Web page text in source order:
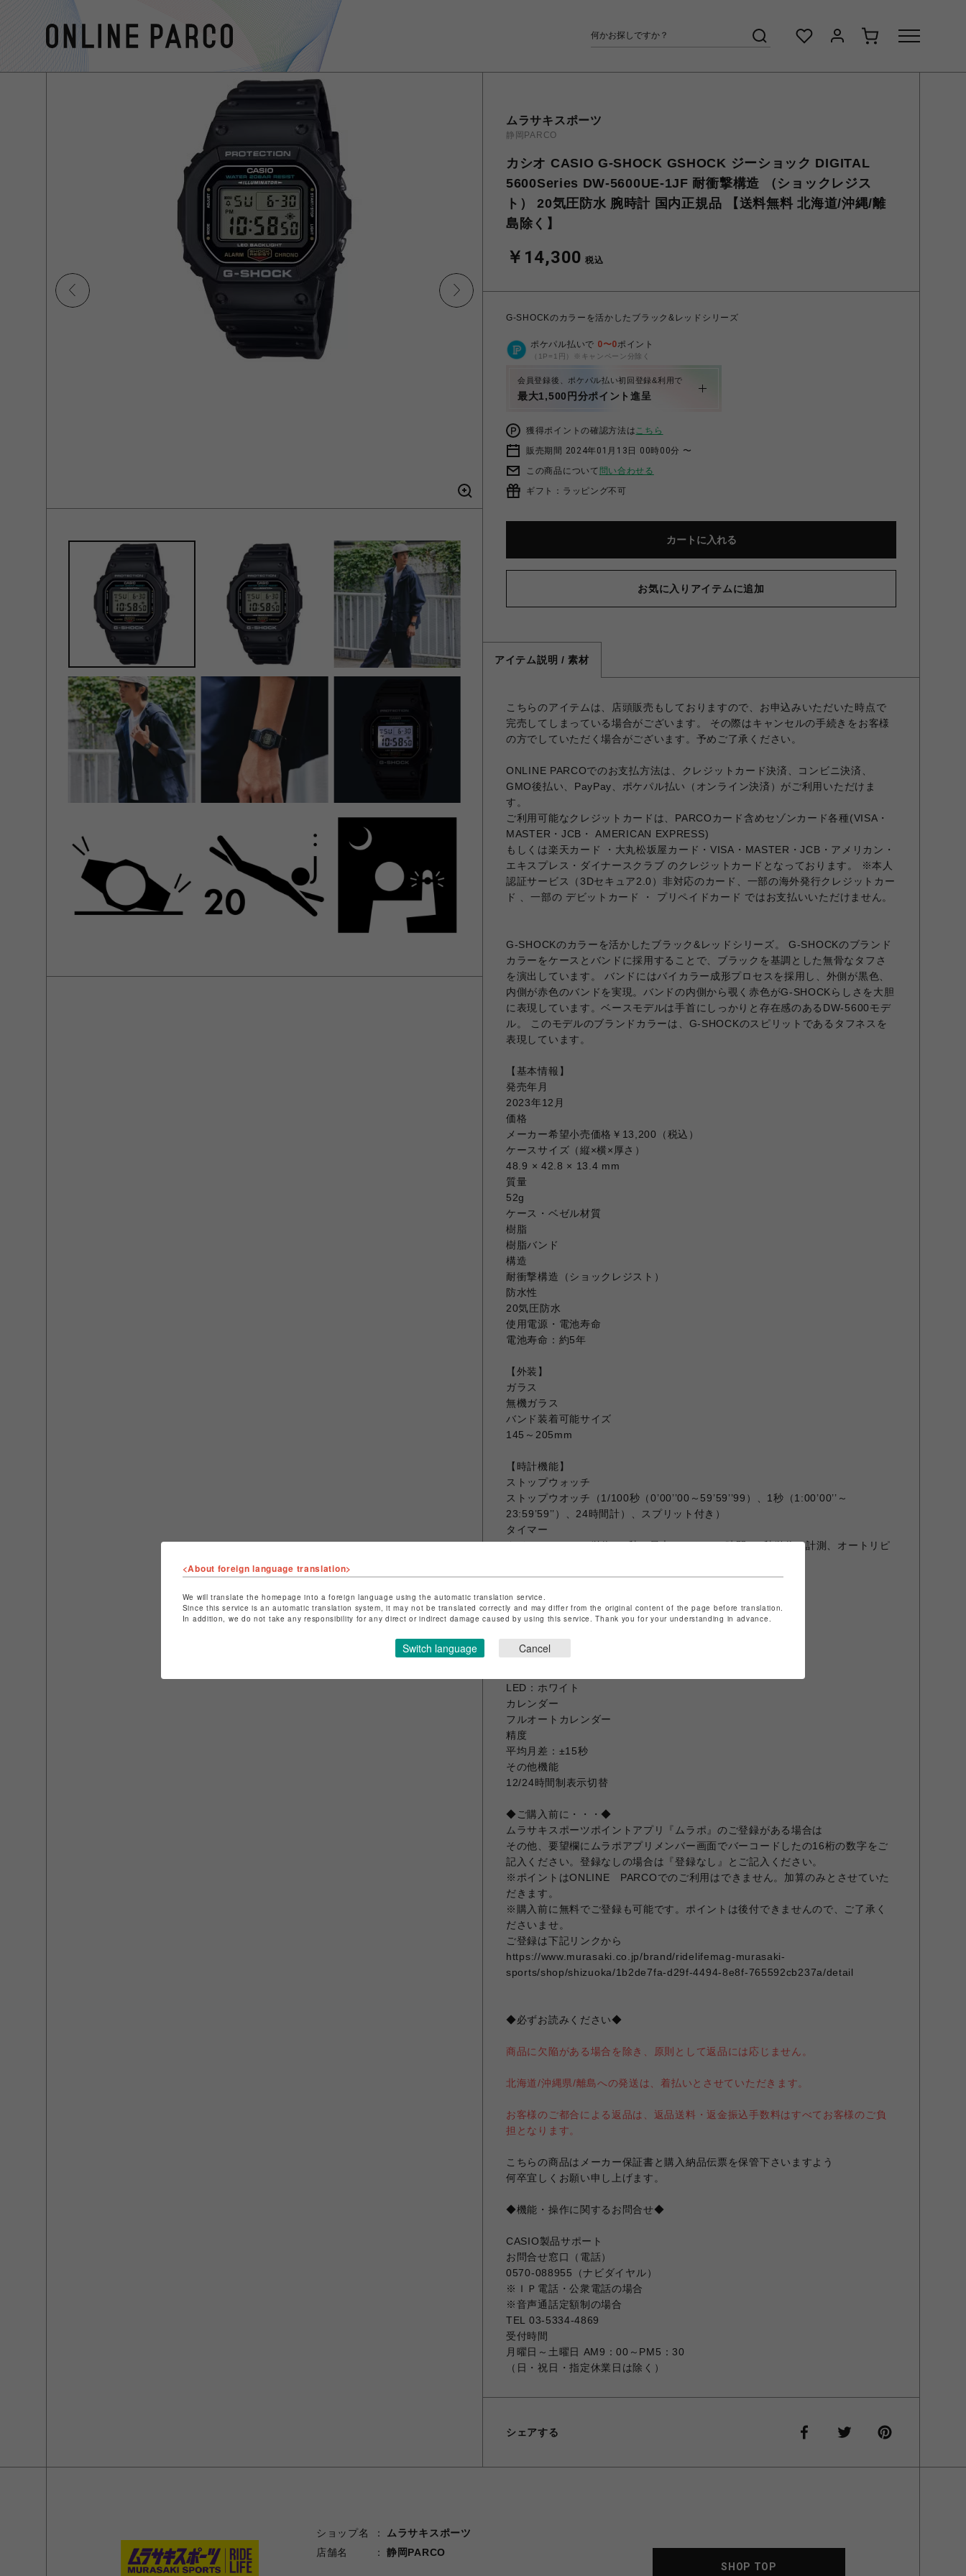
ムラサキスポーツ
静岡PARCO
カシオ CASIO G-SHOCK GSHOCK ジーショック DIGITAL
5600Series DW-5600UE-1JF 耐衝撃構造 （ショックレジス
ト） 20気圧防水 腕時計 国内正規品 【送料無料 北海道/沖縄/離
島除く】
￥14,300 税込
G-SHOCKのカラーを活かしたブラック&レッドシリーズ
ポケパル払いで 0〜0ポイント
（1P=1円）※キャンペーン分除く
会員登録後、ポケパル払い初回登録&利用で
最大1,500円分ポイント進呈
獲得ポイントの確認方法はこちら
販売期間 2024年01月13日 00時00分 〜
この商品について 問い合わせる
ギフト：ラッピング不可
カートに入れる
お気に入りアイテムに追加
アイテム説明 / 素材
こちらのアイテムは、店頭販売もしておりますので、お申込みいただいた時点で
完売してしまっている場合がございます。 その際はキャンセルの手続きをお客様
の方でしていただく場合がございます。予めご了承ください。
ONLINE PARCOでのお支払方法は、クレジットカード決済、コンビニ決済、
GMO後払い、PayPay、ポケパル払い（オンライン決済）がご利用いただけま
す。
ご利用可能なクレジットカードは、PARCOカード含めセゾンカード各種(VISA・
MASTER・JCB・ AMERICAN EXPRESS)
もしくは楽天カード ・大丸松坂屋カード・VISA・MASTER・JCB・アメリカン・
エキスプレス・ダイナースクラブ のクレジットカードとなっております。 ※本人
認証サービス（3Dセキュア2.0）非対応のカード、一部の海外発行クレジットカー
ド 、一部の デビットカード ・ プリペイドカード ではお支払いいただけません。
G-SHOCKのカラーを活かしたブラック&レッドシリーズ。 G-SHOCKのブランド
カラーをケースとバンドに採用することで、ブラックを基調とした無骨なタフさ
を演出しています。 バンドにはバイカラー成形プロセスを採用し、外側が黒色、
内側が赤色のバンドを実現。バンドの内側から覗く赤色がG-SHOCKらしさを大胆
に表現しています。ベースモデルは手首にしっかりと存在感のあるDW-5600モデ
ル。 このモデルのブランドカラーは、G-SHOCKのスピリットであるタフネスを
表現しています。
【基本情報】
発売年月
2023年12月
価格
メーカー希望小売価格￥13,200（税込）
ケースサイズ（縦×横×厚さ）
48.9 × 42.8 × 13.4 mm
質量
52g
ケース・ベゼル材質
樹脂
樹脂バンド
構造
耐衝撃構造（ショックレジスト）
防水性
20気圧防水
使用電源・電池寿命
電池寿命：約5年
【外装】
ガラス
無機ガラス
バンド装着可能サイズ
145～205mm
【時計機能】
ストップウォッチ
ストップウオッチ（1/100秒（0’00’’00～59’59’’99）、1秒（1:00’00’’～
23:59’59’’）、24時間計）、スプリット付き）
タイマー
タイマー（セット単位：1秒、最大セット：24時間、1秒単位で計測、オートリピ
アラーム
マルチアラーム・時報
報音フラッシュ機能
報音フラッシュ機能（アラーム／時報／タイマー連動発光）
ライト
LEDバックライト（スーパーイルミネーター、残照機能付き）
LED：ホワイト
カレンダー
フルオートカレンダー
精度
平均月差：±15秒
その他機能
12/24時間制表示切替
◆ご購入前に・・・◆
ムラサキスポーツポイントアプリ『ムラポ』のご登録がある場合は
その他、要望欄にムラポアプリメンバー画面でバーコードしたの16桁の数字をご
記入ください。登録なしの場合は『登録なし』とご記入ください。
※ポイントはONLINE PARCOでのご利用はできません。加算のみとさせていた
だきます。
※購入前に無料でご登録も可能です。ポイントは後付できませんので、ご了承く
ださいませ。
ご登録は下記リンクから
https://www.murasaki.co.jp/brand/ridelifemag-murasaki-
sports/shop/shizuoka/1b2de7fa-d29f-4494-8e8f-765592cb237a/detail
◆必ずお読みください◆
商品に欠陥がある場合を除き、原則として返品には応じません。
北海道/沖縄県/離島への発送は、着払いとさせていただきます。
お客様のご都合による返品は、返品送料・返金振込手数料はすべてお客様のご負
担となります。
こちらの商品はメーカー保証書と購入納品伝票を保管下さいますよう
何卒宜しくお願い申し上げます。
◆機能・操作に関するお問合せ◆
CASIO製品サポート
お問合せ窓口（電話）
0570-088955（ナビダイヤル）
※ＩＰ電話・公衆電話の場合
※音声通話定額制の場合
TEL 03-5334-4869
受付時間
月曜日～土曜日 AM9：00～PM5：30
（日・祝日・指定休業日は除く）
シェアする
ショップ名
ムラサキスポーツ
店舗名
静岡PARCO
SHOP TOP
<About foreign language translation>
We will translate the homepage into a foreign language using the automatic translation service.
Since this service is an automatic translation system, it may not be translated correctly and may differ from the original content of the page before translation.
In addition, we do not take any responsibility for any direct or indirect damage caused by using this service. Thank you for your understanding in advance.
Switch language Cancel